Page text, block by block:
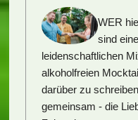
WER
sind
leidenschaftlichen
alkoholfreien
darüber zu
gemeinsam - die